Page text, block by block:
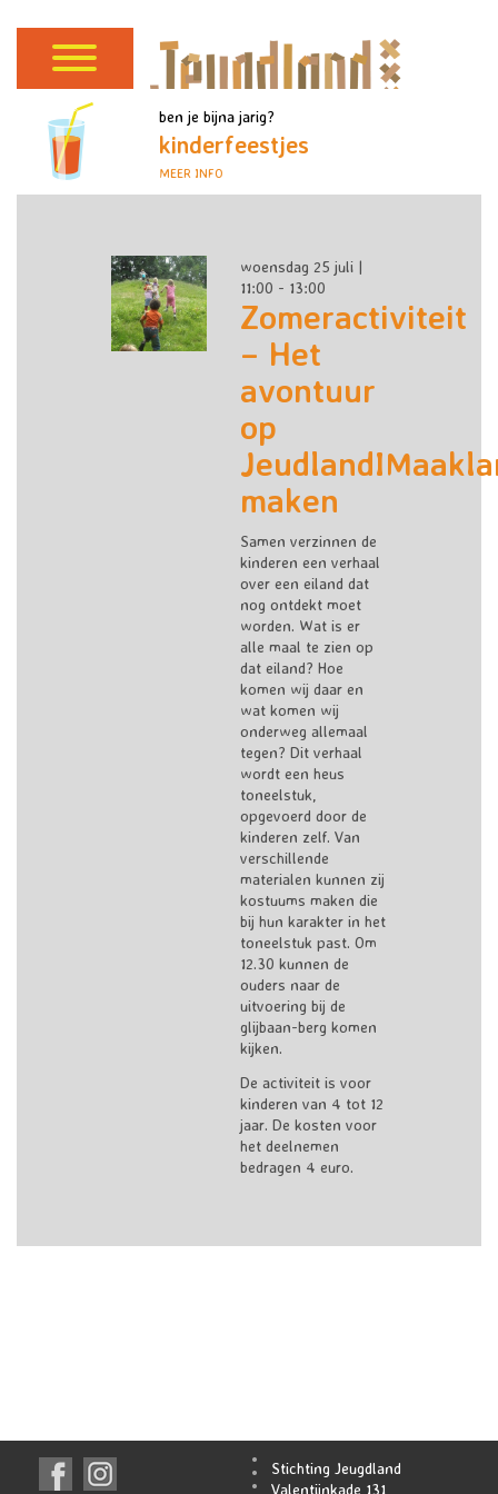
ben je bijna jarig?
kinderfeestjes
MEER INFO
woensdag 25 juli |
11:00 - 13:00
Zomeractiviteit
– Het
avontuur
op
maken
Samen verzinnen de
kinderen een verhaal
over een eiland dat
nog ontdekt moet
worden. Wat is er
alle maal te zien op
dat eiland? Hoe
komen wij daar en
wat komen wij
onderweg allemaal
tegen? Dit verhaal
wordt een heus
toneelstuk,
opgevoerd door de
kinderen zelf. Van
verschillende
materialen kunnen zij
kostuums maken die
bij hun karakter in het
toneelstuk past. Om
12.30 kunnen de
ouders naar de
uitvoering bij de
glijbaan-berg komen
kijken.
De activiteit is voor
kinderen van 4 tot 12
jaar. De kosten voor
het deelnemen
bedragen 4 euro.
Stichting Jeugdland
Valentijnkade 131